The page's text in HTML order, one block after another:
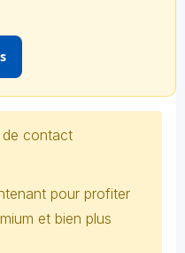
contact
pour profiter
et bien plus